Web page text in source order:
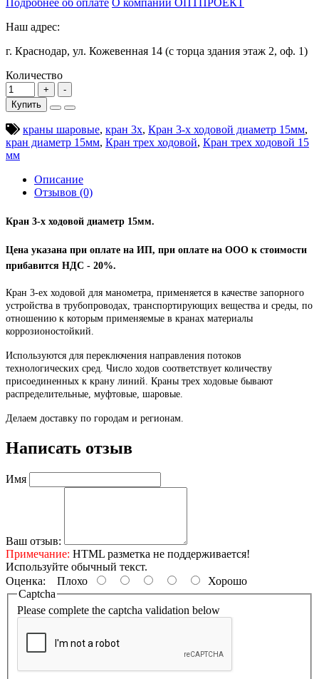
Наш адрес:
г. Краснодар, ул. Кожевенная 14 (с торца здания этаж 2, оф. 1)
Количество
Купить
краны шаровые, кран 3х, Кран 3-х ходовой диаметр 15мм,
кран диаметр 15мм, Кран трех ходовой, Кран трех ходовой 15
мм
Описание
Отзывов (0)
Кран 3-х ходовой диаметр 15мм.
Цена указана при оплате на ИП, при оплате на ООО к стоимости
прибавится НДС - 20%.
Кран 3-ех ходовой для манометра, применяется в качестве запорного
устройства в трубопроводах, транспортирующих вещества и среды, по
отношению к которым применяемые в кранах материалы
коррозионостойкий.
Используются для переключения направления потоков
технологических сред. Число ходов соответствует количеству
присоединенных к крану линий. Краны трех ходовые бывают
распределительные, муфтовые, шаровые.
Делаем доставку по городам и регионам.
Написать отзыв
Имя
Ваш отзыв:
Примечание: HTML разметка не поддерживается!
Используйте обычный текст.
Оценка: Плохо
Хорошо
Captcha
Please complete the captcha validation below